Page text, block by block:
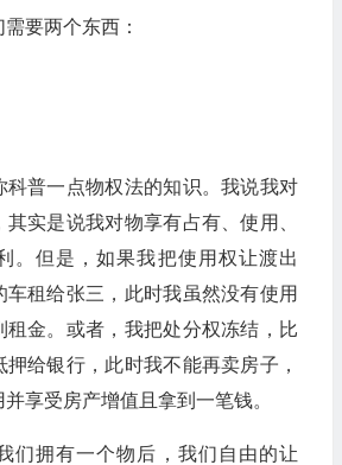
要两个东西：
科普一点物权法的知识。我说我对
实是说我对物享有占有、使用、
。但是，如果我把使用权让渡出
车租给张三，此时我虽然没有使用
租金。或者，我把处分权冻结，比
给银行，此时我不能再卖房子，
享受房产增值且拿到一笔钱。
们拥有一个物后，我们自由的让